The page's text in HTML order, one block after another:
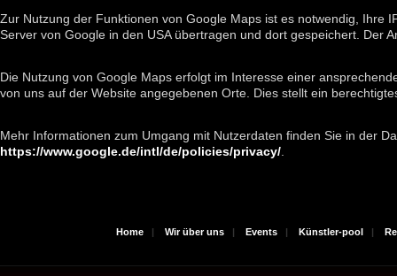
Zur Nutzung der Funktionen von Google Maps ist es notwendig, Ihre
Server von Google in den USA übertragen und dort gespeichert. Der
Die Nutzung von Google Maps erfolgt im Interesse einer
von uns auf der Website angegebenen Orte. Dies stellt ein
Mehr Informationen zum Umgang mit Nutzerdaten finden Sie in der
https://www.google.de/intl/de/policies/privacy/
Home| Wir über uns| Events| Künstler-pool|